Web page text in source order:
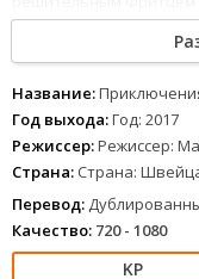
не так, когда в один
господина Молла
за детьми? Всего за
начать войну с
летающую собаку и
беды господина Молла
выходит из строя
расплавленного
спасти целый город и
12 34 5 6 78
Название:
Год выхода:Год: 2017
Режиссер:Режиссер:
Страна: Страна:
Перевод:
Качество: 720 - 1080